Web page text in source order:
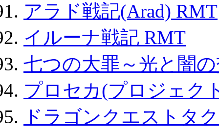
アラド戦記(Arad) RMT
イルーナ戦記 RMT
七つの大罪～光と闇
プロセカ(プロジェク
ドラゴンクエストタ